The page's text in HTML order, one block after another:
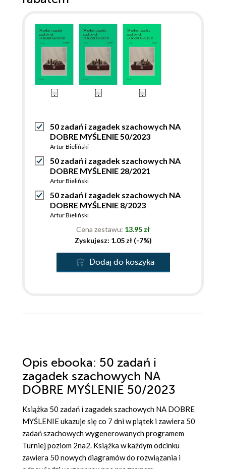
50 zadań i zagadek szachowych NA
DOBRE MYŚLENIE 50/2023
Artur Bieliński
50 zadań i zagadek szachowych NA
DOBRE MYŚLENIE 28/2021
Artur Bieliński
50 zadań i zagadek szachowych NA
DOBRE MYŚLENIE 8/2023
Artur Bieliński
Cena zestawu: 13.95 zł
Zyskujesz: 1.05 zł (-7%)
Dodaj do koszyka
Opis ebooka: 50 zadań i
zagadek szachowych NA
DOBRE MYŚLENIE 50/2023
Książka 50 zadań i zagadek szachowych NA DOBRE
MYŚLENIE ukazuje się co 7 dni w piątek i zawiera 50
zadań szachowych wygenerowanych programem
Turniej poziom 2na2. Książka w każdym odcinku
zawiera 50 nowych diagramów do rozwiązania i